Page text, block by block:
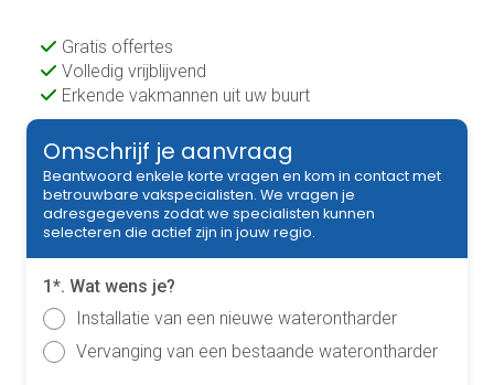
Gratis offertes
Volledig vrijblijvend
Erkende vakmannen uit uw buurt
Omschrijf je aanvraag
Beantwoord enkele korte vragen en kom in contact met
betrouwbare vakspecialisten. We vragen je
adresgegevens zodat we specialisten kunnen
selecteren die actief zijn in jouw regio.
1*. Wat wens je?
Installatie van een nieuwe waterontharder
Vervanging van een bestaande waterontharder